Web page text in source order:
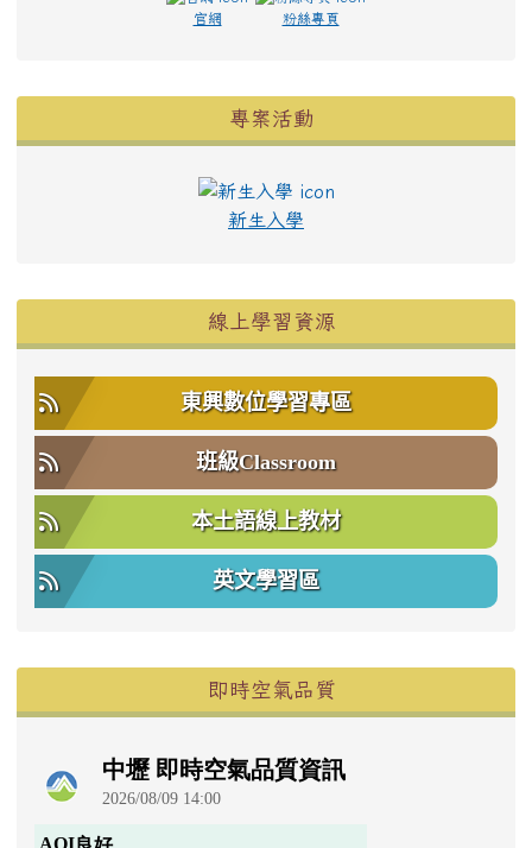
官網 粉絲專頁
專案活動
新生入學
線上學習資源
東興數位學習專區
班級Classroom
本土語線上教材
英文學習區
即時空氣品質